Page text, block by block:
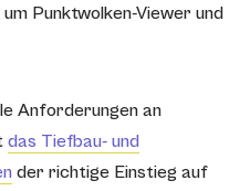
Punktwolken-Viewer und
Anforderungen an
das Tiefbau- und
der richtige Einstieg auf